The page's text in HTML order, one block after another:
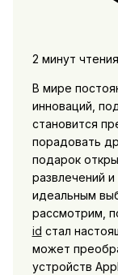
2 минут чтения
В мире
инноваций,
становится
порадовать
подарок
развлечений
идеальным
рассмотрим,
id стал
может
устройств